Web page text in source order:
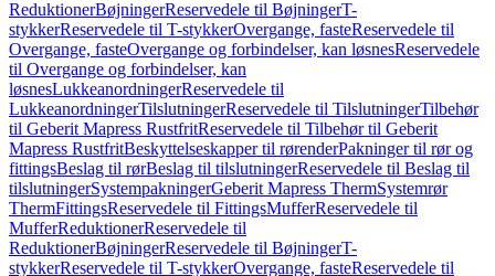
ReduktionerBøjningerReservedele til BøjningerT-
stykkerReservedele til T-stykkerOvergange, fasteReservedele til
Overgange, fasteOvergange og forbindelser, kan løsnesReservedele
til Overgange og forbindelser, kan
løsnesLukkeanordningerReservedele til
LukkeanordningerTilslutningerReservedele til TilslutningerTilbehør
til Geberit Mapress RustfritReservedele til Tilbehør til Geberit
Mapress RustfritBeskyttelseskapper til rørenderPakninger til rør og
fittingsBeslag til rørBeslag til tilslutningerReservedele til Beslag til
tilslutningerSystempakningerGeberit Mapress ThermSystemrør
ThermFittingsReservedele til FittingsMufferReservedele til
MufferReduktionerReservedele til
ReduktionerBøjningerReservedele til BøjningerT-
stykkerReservedele til T-stykkerOvergange, fasteReservedele til